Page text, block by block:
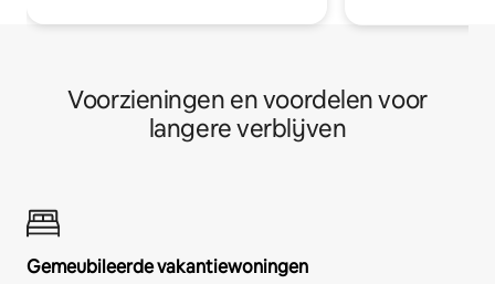
Voorzieningen en voordelen voor
langere verblijven
Gemeubileerde vakantiewoningen